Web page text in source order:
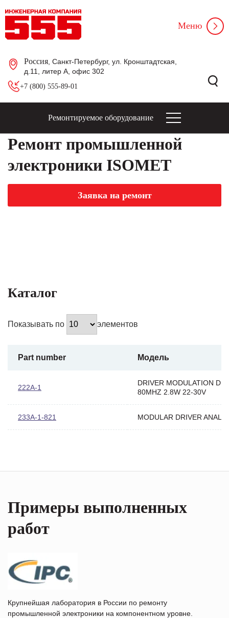
Россия , Санкт-Петербург, ул. Кронштадтская,
д.11, литер А, офис 302
+7 (800) 555-89-01
Меню
Ремонтируемое оборудование
Ремонт промышленной
электроники ISOMET
Заявка на ремонт
Каталог
Показывать по элементов
Part number Модель
222A-1
DRIVER MODULATION
80MHZ 2.8W 22-30V
233A-1-821 MODULAR DRIVER
Примеры выполненных
работ
Крупнейшая лаборатория в России по ремонту
промышленной электроники на компонентном уровне.